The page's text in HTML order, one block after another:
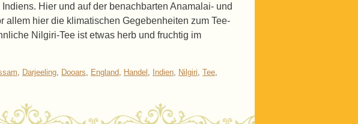
Hier und auf der benachbarten Anamalai- und
allem hier die klimatischen Gegebenheiten zum Tee-
Nilgiri-Tee ist etwas herb und fruchtig im
Darjeeling Dooars England Handel Indien Nilgiri Tee